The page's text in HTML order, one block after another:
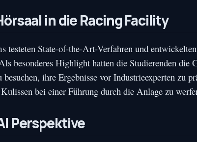
in die Racing Facility
testeten State-of-the-Art-Verfahren und
besonderes Highlight hatten die Studierenden
ihre Ergebnisse vor Industrieexperten zu
bei einer Führung durch die Anlage zu
Perspektive